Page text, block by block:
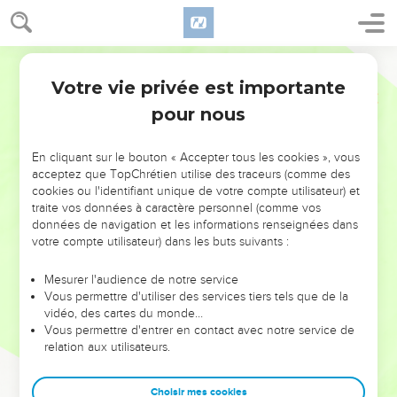
NE MANQUEZ PAS L’ÉVÉNEMENT
DE L’ANNÉE !
ET SI LEURS ERREURS POUVAIENT VOUS ÉVITER LES
VOTRES ?
leur foi ou leur vision. Mais on voit moins les doutes, les erreurs
et les saisons difficiles qu'ils ont traversés, alors même que ce
sont elles qui les ont façonnés.
Dans cette conférence, leaders, entrepreneurs, et responsables
clés pour avancer avec plus de sagesse afin que leurs erreurs
Votre vie privée est importante
pour nous
En cliquant sur le bouton « Accepter tous les cookies », vous
acceptez que TopChrétien utilise des traceurs (comme des
cookies ou l'identifiant unique de votre compte utilisateur) et
traite vos données à caractère personnel (comme vos
données de navigation et les informations renseignées dans
votre compte utilisateur) dans les buts suivants :
Mesurer l'audience de notre service
Vous permettre d'utiliser des services tiers tels que de la
vidéo, des cartes du monde…
Vous permettre d'entrer en contact avec notre service de
relation aux utilisateurs.
Choisir mes cookies